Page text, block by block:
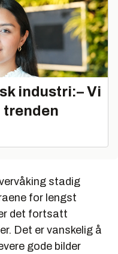
og har om lag 150
her.
industri:– Vi
trenden
stadig
for lengst
det fortsatt
Det er vanskelig å
gode bilder